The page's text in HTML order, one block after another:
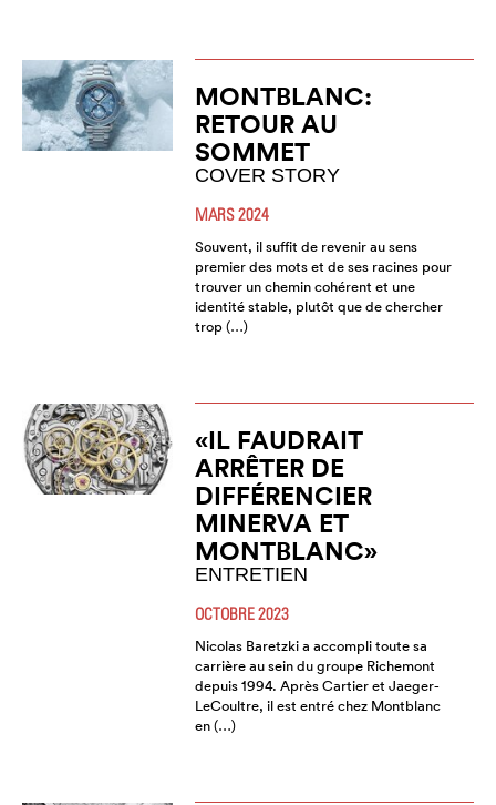
MONTBLANC:
RETOUR AU
SOMMET
COVER STORY
MARS 2024
Souvent, il suffit de revenir au sens
premier des mots et de ses racines pour
trouver un chemin cohérent et une
identité stable, plutôt que de chercher
trop (…)
«IL FAUDRAIT
ARRÊTER DE
DIFFÉRENCIER
MINERVA ET
MONTBLANC»
ENTRETIEN
OCTOBRE 2023
Nicolas Baretzki a accompli toute sa
carrière au sein du groupe Richemont
depuis 1994. Après Cartier et Jaeger-
LeCoultre, il est entré chez Montblanc
en (…)